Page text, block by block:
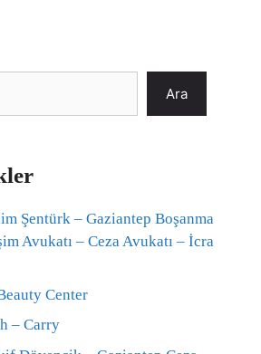
Ara
Şentürk – Gaziantep Boşanma
Avukatı – Ceza Avukatı – İcra
Center
– Carry